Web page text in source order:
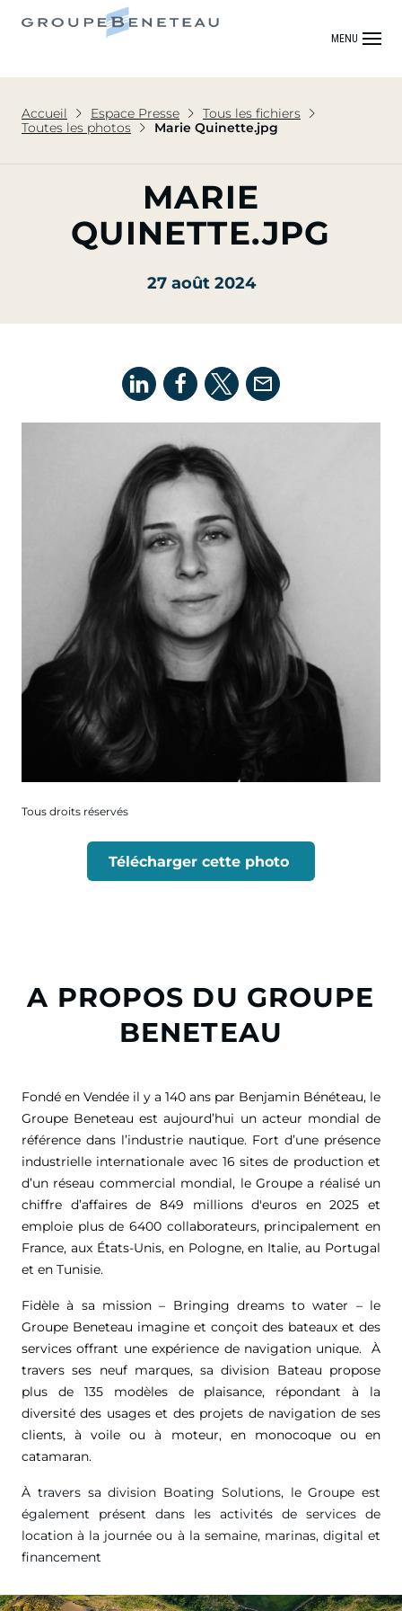
MENU
Accueil Espace Presse
Tous les fichiers
Toutes les photos
Marie Quinette.jpg
MARIE
QUINETTE.JPG
27 août 2024
Tous droits réservés
Télécharger cette photo
A PROPOS DU GROUPE
BENETEAU
Fondé en Vendée il y a 140 ans par Benjamin Bénéteau, le
Groupe Beneteau est aujourd’hui un acteur mondial de
référence dans l’industrie nautique. Fort d’une présence
industrielle internationale avec 16 sites de production et
d’un réseau commercial mondial, le Groupe a réalisé un
chiffre d’affaires de 849 millions d'euros en 2025 et
emploie plus de 6400 collaborateurs, principalement en
France, aux États-Unis, en Pologne, en Italie, au Portugal
et en Tunisie.
Fidèle à sa mission – Bringing dreams to water – le
Groupe Beneteau imagine et conçoit des bateaux et des
services offrant une expérience de navigation unique. À
travers ses neuf marques, sa division Bateau propose
plus de 135 modèles de plaisance, répondant à la
diversité des usages et des projets de navigation de ses
clients, à voile ou à moteur, en monocoque ou en
catamaran.
À travers sa division Boating Solutions, le Groupe est
également présent dans les activités de services de
location à la journée ou à la semaine, marinas, digital et
financement